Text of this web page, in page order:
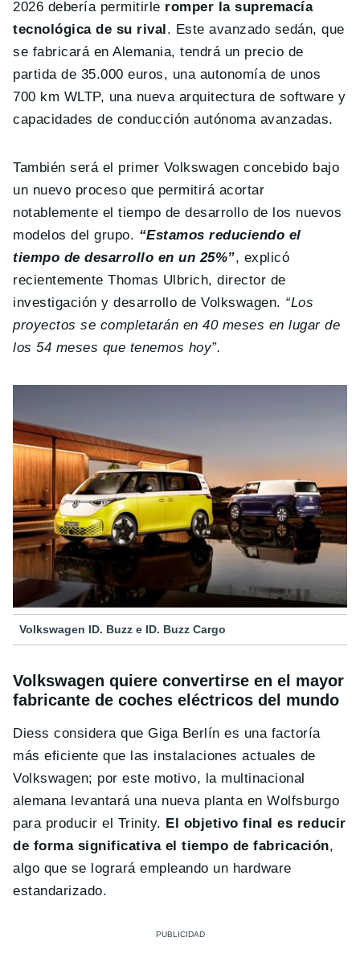
2026 debería permitirle romper la supremacía
tecnológica de su rival. Este avanzado sedán, que
se fabricará en Alemania, tendrá un precio de
partida de 35.000 euros, una autonomía de unos
700 km WLTP, una nueva arquitectura de software y
capacidades de conducción autónoma avanzadas.
También será el primer Volkswagen concebido bajo
un nuevo proceso que permitirá acortar
notablemente el tiempo de desarrollo de los nuevos
modelos del grupo. “Estamos reduciendo el
tiempo de desarrollo en un 25%”, explicó
recientemente Thomas Ulbrich, director de
investigación y desarrollo de Volkswagen. “Los
proyectos se completarán en 40 meses en lugar de
los 54 meses que tenemos hoy”.
Volkswagen ID. Buzz e ID. Buzz Cargo
Volkswagen quiere convertirse en el mayor
fabricante de coches eléctricos del mundo
Diess considera que Giga Berlín es una factoría
más eficiente que las instalaciones actuales de
Volkswagen; por este motivo, la multinacional
alemana levantará una nueva planta en Wolfsburgo
para producir el Trinity. El objetivo final es reducir
de forma significativa el tiempo de fabricación,
algo que se logrará empleando un hardware
estandarizado.